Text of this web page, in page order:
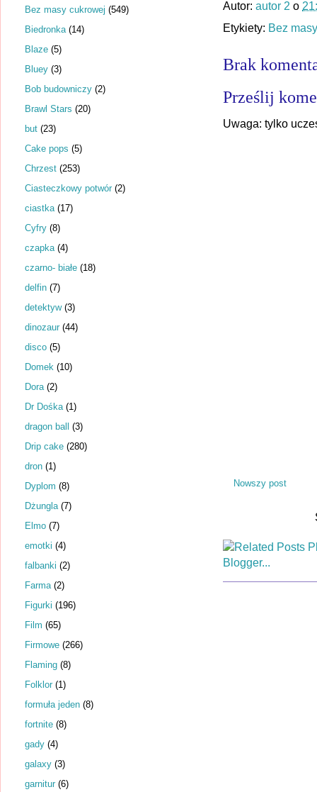
Autor: autor 2 o
Etykiety: Bez
Brak
Prześlij
Uwaga: tylko
Nowszy post
Bez masy cukrowej (549)
Biedronka (14)
Blaze (5)
Bluey (3)
Bob budowniczy (2)
Brawl Stars (20)
but (23)
Cake pops (5)
Chrzest (253)
Ciasteczkowy potwór (2)
ciastka (17)
Cyfry (8)
czapka (4)
czarno- białe (18)
delfin (7)
detektyw (3)
dinozaur (44)
disco (5)
Domek (10)
Dora (2)
Dr Dośka (1)
dragon ball (3)
Drip cake (280)
dron (1)
Dyplom (8)
Dżungla (7)
Elmo (7)
emotki (4)
falbanki (2)
Farma (2)
Figurki (196)
Film (65)
Firmowe (266)
Flaming (8)
Folklor (1)
formuła jeden (8)
fortnite (8)
gady (4)
galaxy (3)
garnitur (6)